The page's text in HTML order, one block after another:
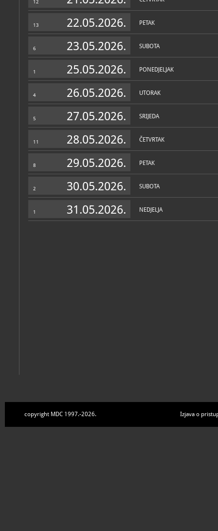
12
13 22.05.2026. PETAK
6 23.05.2026. SUBOTA
1 25.05.2026. PONEDJELJAK
4 26.05.2026. UTORAK
5 27.05.2026. SRIJEDA
11 28.05.2026. ČETVRTAK
8 29.05.2026. PETAK
2 30.05.2026. SUBOTA
1 31.05.2026. NEDJELJA
copyright MDC 1997.-2026. Izjava o